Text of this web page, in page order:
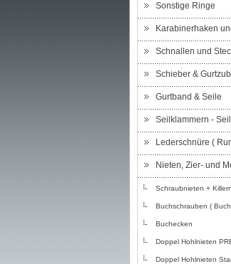
Sonstige Ringe
Karabinerhaken
Schnallen und
Schieber &
Gurtband & Seile
Seilklammern -
Lederschnüre (
Nieten, Zier- und
Schraubnieten +
Buchschrauben (
Buchecken
Doppel Hohlnieten
Doppel Hohlnieten